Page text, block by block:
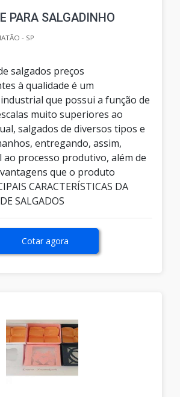
PARA SALGADINHO
- SP
salgados preços
à qualidade é um
que possui a função de
muito superiores ao
salgados de diversos tipos e
entregando, assim,
ao processo produtivo, além de
que o produto
CARACTERÍSTICAS DA
SALGADOS
Cotar agora